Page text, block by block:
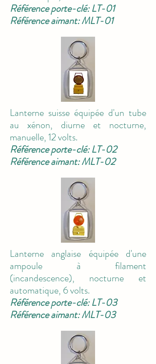
Référence porte-clé: LT-01
Référence aimant: MLT-01
Lanterne suisse équipée d'un tube
au xénon, diurne et nocturne,
manuelle, 12 volts.
Référence porte-clé: LT-02
Référence aimant: MLT-02
Lanterne anglaise équipée d'une
ampoule à filament
(incandescence), nocturne et
automatique, 6 volts.
Référence porte-clé: LT-03
Référence aimant: MLT-03